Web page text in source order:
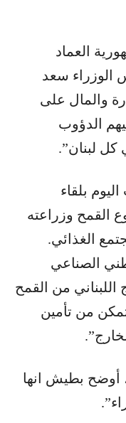
العماد
سعد
والمال على
الدؤوب
لبنان”.
بلقاء
القمح وزراعته
الغذائي.
الصناعي
اللبناني من القمح
من تأمين
أوضح بطيش انها